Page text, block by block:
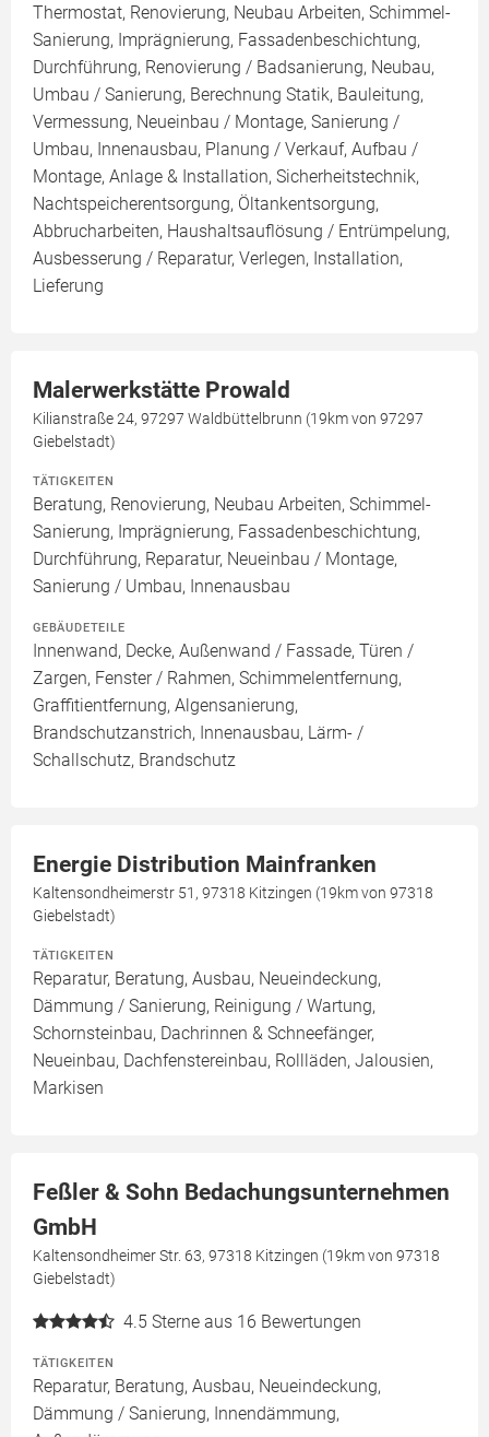
Thermostat, Renovierung, Neubau Arbeiten, Schimmel-
Sanierung, Imprägnierung, Fassadenbeschichtung,
Durchführung, Renovierung / Badsanierung, Neubau,
Umbau / Sanierung, Berechnung Statik, Bauleitung,
Vermessung, Neueinbau / Montage, Sanierung /
Umbau, Innenausbau, Planung / Verkauf, Aufbau /
Montage, Anlage & Installation, Sicherheitstechnik,
Nachtspeicherentsorgung, Öltankentsorgung,
Abbrucharbeiten, Haushaltsauflösung / Entrümpelung,
Ausbesserung / Reparatur, Verlegen, Installation,
Lieferung
Malerwerkstätte Prowald
Kilianstraße 24, 97297 Waldbüttelbrunn (19km von 97297
Giebelstadt)
TÄTIGKEITEN
Beratung, Renovierung, Neubau Arbeiten, Schimmel-
Sanierung, Imprägnierung, Fassadenbeschichtung,
Durchführung, Reparatur, Neueinbau / Montage,
Sanierung / Umbau, Innenausbau
GEBÄUDETEILE
Innenwand, Decke, Außenwand / Fassade, Türen /
Zargen, Fenster / Rahmen, Schimmelentfernung,
Graffitientfernung, Algensanierung,
Brandschutzanstrich, Innenausbau, Lärm- /
Schallschutz, Brandschutz
Energie Distribution Mainfranken
Kaltensondheimerstr 51, 97318 Kitzingen (19km von 97318
Giebelstadt)
TÄTIGKEITEN
Reparatur, Beratung, Ausbau, Neueindeckung,
Dämmung / Sanierung, Reinigung / Wartung,
Schornsteinbau, Dachrinnen & Schneefänger,
Neueinbau, Dachfenstereinbau, Rollläden, Jalousien,
Markisen
Feßler & Sohn Bedachungsunternehmen
GmbH
Kaltensondheimer Str. 63, 97318 Kitzingen (19km von 97318
Giebelstadt)
4.5 Sterne aus 16 Bewertungen
TÄTIGKEITEN
Reparatur, Beratung, Ausbau, Neueindeckung,
Dämmung / Sanierung, Innendämmung,